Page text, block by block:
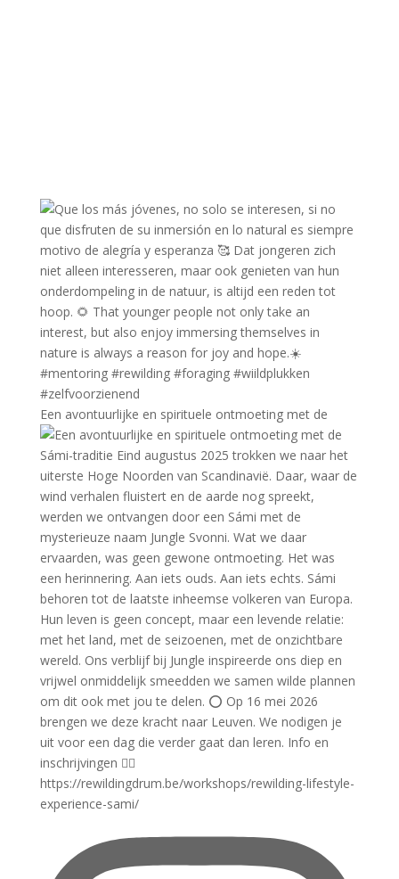
Een avontuurlijke en spirituele ontmoeting met de